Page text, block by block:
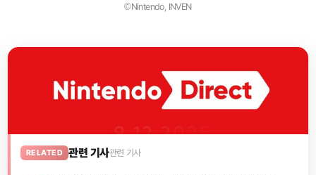
©Nintendo, INVEN
RELATED 관련 기사관련 기사